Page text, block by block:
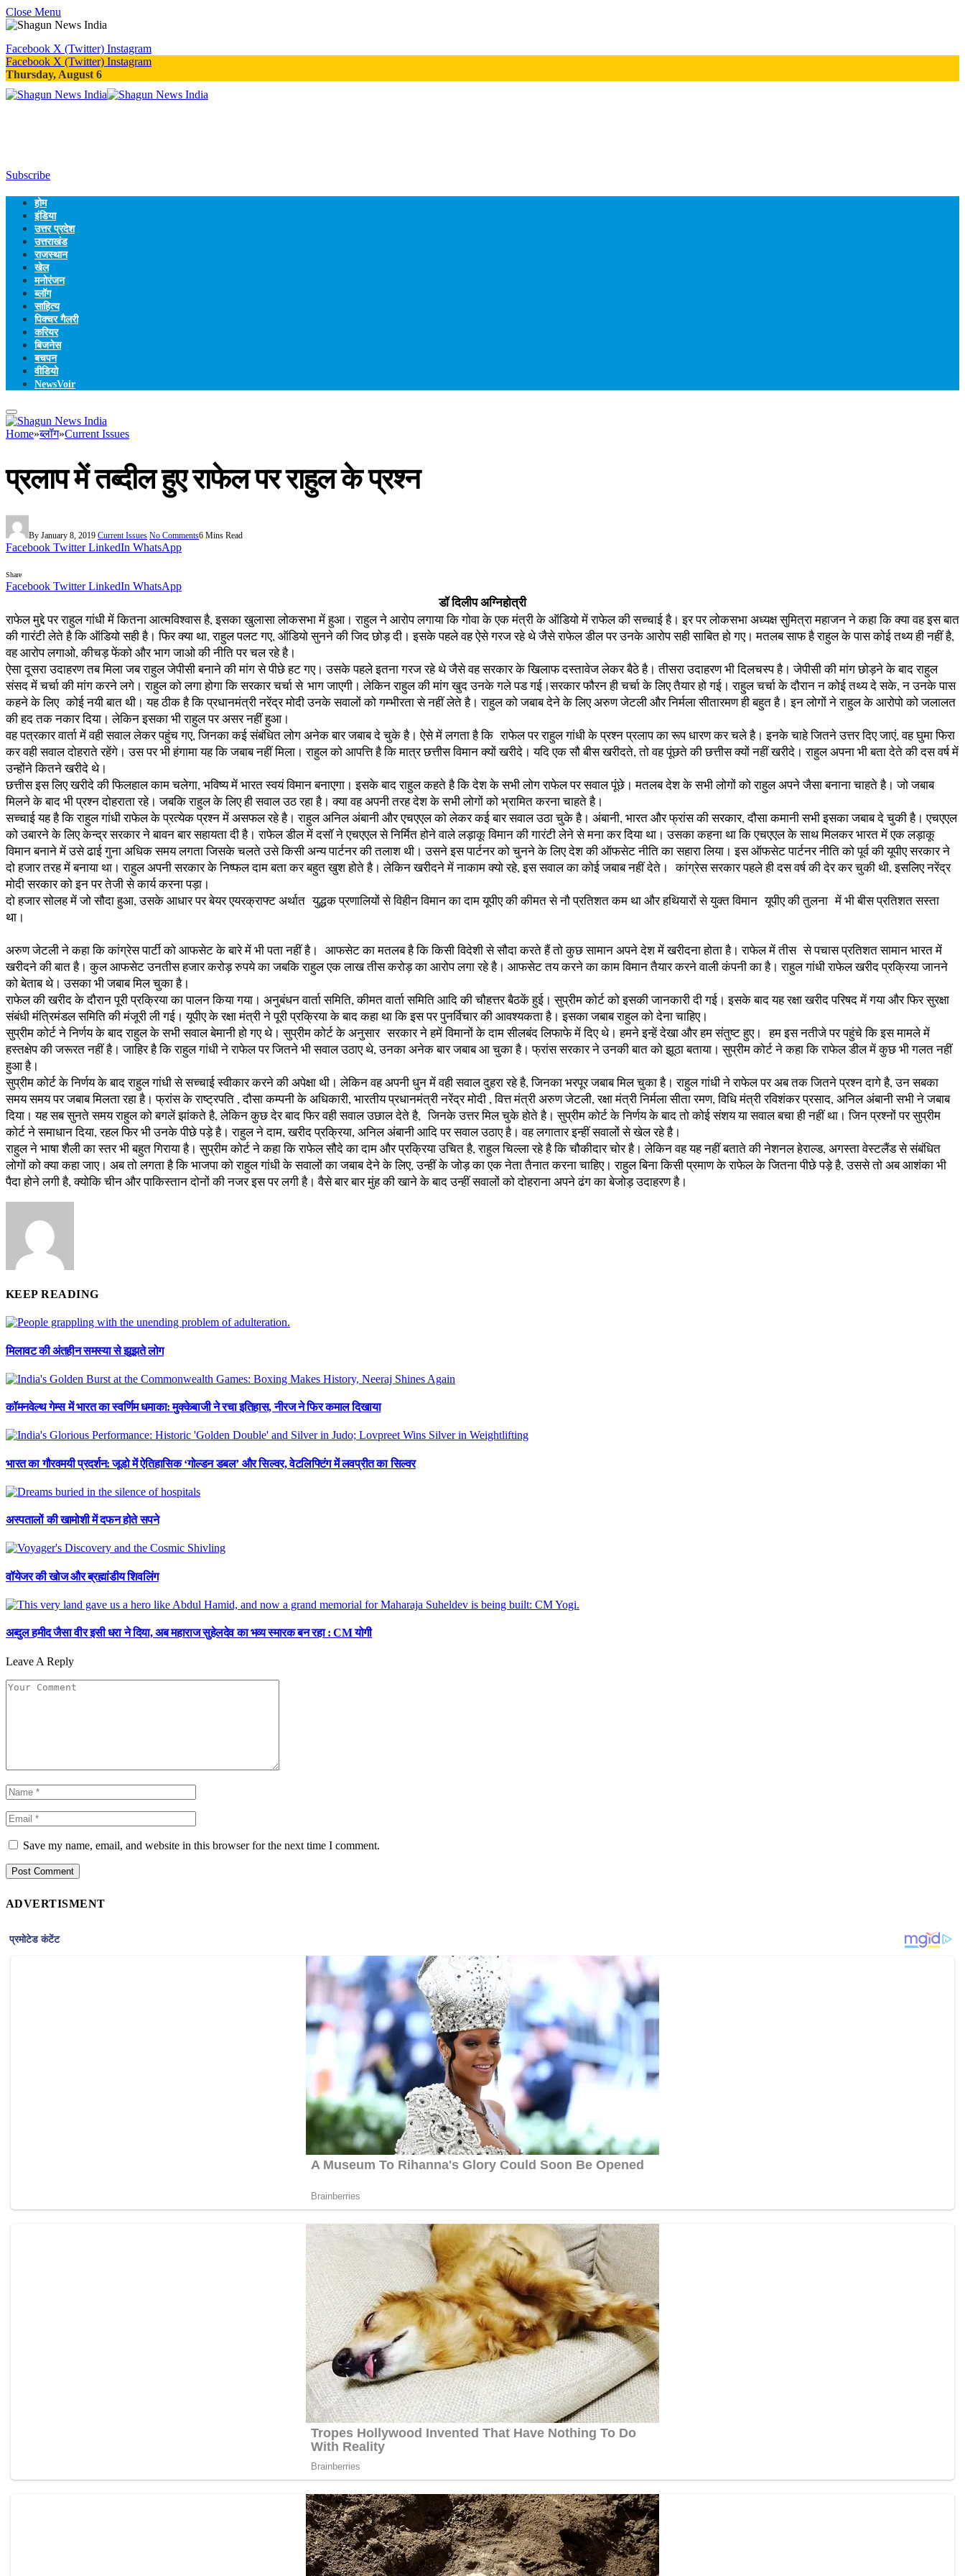
Close Menu
Facebook X (Twitter) Instagram
Facebook X (Twitter) Instagram
Thursday, August 6
Subscribe
होम
इंडिया
उत्तर प्रदेश
उत्तराखंड
राजस्थान
खेल
मनोरंजन
ब्लॉग
साहित्य
पिक्चर गैलरी
करियर
बिजनेस
बचपन
वीडियो
NewsVoir
Home»ब्लॉग»Current Issues
प्रलाप में तब्दील हुए राफेल पर राहुल के प्रश्न
By January 8, 2019 Current Issues No Comments6 Mins Read
Facebook Twitter LinkedIn WhatsApp
Share
Facebook Twitter LinkedIn WhatsApp
डॉ दिलीप अग्निहोत्री
राफेल मुद्दे पर राहुल गांधी में कितना आत्मविश्वास है, इसका खुलासा लोकसभा में हुआ। राहुल ने आरोप लगाया कि गोवा के एक मंत्री के ऑडियो में राफेल की सच्चाई है। इर पर लोकसभा अध्यक्ष सुमित्रा महाजन ने कहा कि क्या वह इस बात
की गारंटी लेते है कि ऑडियो सही है। फिर क्या था, राहुल पलट गए, ऑडियो सुनने की जिद छोड़ दी। इसके पहले वह ऐसे गरज रहे थे जैसे राफेल डील पर उनके आरोप सही साबित हो गए। मतलब साफ है राहुल के पास कोई तथ्य ही नहीं है,
वह आरोप लगाओ, कीचड़ फेंको और भाग जाओ की नीति पर चल रहे है।
ऐसा दूसरा उदाहरण तब मिला जब राहुल जेपीसी बनाने की मांग से पीछे हट गए। उसके पहले इतना गरज रहे थे जैसे वह सरकार के खिलाफ दस्तावेज लेकर बैठे है। तीसरा उदाहरण भी दिलचस्प है। जेपीसी की मांग छोड़ने के बाद राहुल
संसद में चर्चा की मांग करने लगे। राहुल को लगा होगा कि सरकार चर्चा से भाग जाएगी। लेकिन राहुल की मांग खुद उनके गले पड गई।सरकार फौरन ही चर्चा के लिए तैयार हो गई। राहुल चर्चा के दौरान न कोई तथ्य दे सके, न उनके पास
कहने के लिए कोई नयी बात थी। यह ठीक है कि प्रधानमंत्री नरेंद्र मोदी उनके सवालों को गम्भीरता से नहीं लेते है। राहुल को जबाब देने के लिए अरुण जेटली और निर्मला सीतारमण ही बहुत है। इन लोगों ने राहुल के आरोपो को जलालत
की हद तक नकार दिया। लेकिन इसका भी राहुल पर असर नहीं हुआ।
वह पत्रकार वार्ता में वही सवाल लेकर पहुंच गए, जिनका कई संबंधित लोग अनेक बार जबाब दे चुके है। ऐसे में लगता है कि राफेल पर राहुल गांधी के प्रश्न प्रलाप का रूप धारण कर चले है। इनके चाहे जितने उत्तर दिए जाएं, वह घुमा फिरा
कर वही सवाल दोहराते रहेंगे। उस पर भी हंगामा यह कि जबाब नहीं मिला। राहुल को आपत्ति है कि मात्र छत्तीस विमान क्यों खरीदे। यदि एक सौ बीस खरीदते, तो वह पूंछते की छत्तीस क्यों नहीं खरीदे। राहुल अपना भी बता देते की दस वर्ष में
उन्होंने कितने खरीदे थे।
छत्तीस इस लिए खरीदे की फिलहाल काम चलेगा, भविष्य में भारत स्वयं विमान बनाएगा। इसके बाद राहुल कहते है कि देश के सभी लोग राफेल पर सवाल पूंछे। मतलब देश के सभी लोगों को राहुल अपने जैसा बनाना चाहते है। जो जबाब
मिलने के बाद भी प्रश्न दोहराता रहे। जबकि राहुल के लिए ही सवाल उठ रहा है। क्या वह अपनी तरह देश के सभी लोगों को भ्रामित करना चाहते है।
सच्चाई यह है कि राहुल गांधी राफेल के प्रत्येक प्रश्न में असफल रहे है। राहुल अनिल अंबानी और एचएएल को लेकर कई बार सवाल उठा चुके है। अंबानी, भारत और फ्रांस की सरकार, दौसा कमानी सभी इसका जबाब दे चुकी है। एचएएल
को उबारने के लिए केन्द्र सरकार ने बावन बार सहायता दी है। राफेल डील में दसॉ ने एचएएल से निर्मित होने वाले लड़ाकू विमान की गारंटी लेने से मना कर दिया था। उसका कहना था कि एचएएल के साथ मिलकर भारत में एक लड़ाकू
विमान बनाने में उसे ढाई गुना अधिक समय लगता जिसके चलते उसे किसी अन्य पार्टनर की तलाश थी। उसने इस पार्टनर को चुनने के लिए देश की ऑफसेट नीति का सहारा लिया। इस ऑफसेट पार्टनर नीति को पूर्व की यूपीए सरकार ने
दो हजार तरह में बनाया था। राहुल अपनी सरकार के निष्फल दाम बता कर बहुत खुश होते है। लेकिन खरीदने में नाकाम क्यो रहे, इस सवाल का कोई जबाब नहीं देते। कांग्रेस सरकार पहले ही दस वर्ष की देर कर चुकी थी, इसलिए नरेंद्र
मोदी सरकार को इन पर तेजी से कार्य करना पड़ा।
दो हजार सोलह में जो सौदा हुआ, उसके आधार पर बेयर एयरक्राफ्ट अर्थात युद्धक प्रणालियों से विहीन विमान का दाम यूपीए की कीमत से नौ प्रतिशत कम था और हथियारों से युक्त विमान यूपीए की तुलना में भी बीस प्रतिशत सस्ता
था।
अरुण जेटली ने कहा कि कांग्रेस पार्टी को आफसेट के बारे में भी पता नहीं है। आफसेट का मतलब है कि किसी विदेशी से सौदा करते हैं तो कुछ सामान अपने देश में खरीदना होता है। राफेल में तीस से पचास प्रतिशत सामान भारत में
खरीदने की बात है। कुल आफसेट उनतीस हजार करोड़ रुपये का जबकि राहुल एक लाख तीस करोड़ का आरोप लगा रहे है। आफसेट तय करने का काम विमान तैयार करने वाली कंपनी का है। राहुल गांधी राफेल खरीद प्रक्रिया जानने
को बेताब थे। उसका भी जबाब मिल चुका है।
राफेल की खरीद के दौरान पूरी प्रक्रिया का पालन किया गया। अनुबंधन वार्ता समिति, कीमत वार्ता समिति आदि की चौहत्तर बैठकें हुई। सुप्रीम कोर्ट को इसकी जानकारी दी गई। इसके बाद यह रक्षा खरीद परिषद में गया और फिर सुरक्षा
संबंधी मंत्रिमंडल समिति की मंजूरी ली गई। यूपीए के रक्षा मंत्री ने पूरी प्रक्रिया के बाद कहा था कि इस पर पुनर्विचार की आवश्यकता है। इसका जबाब राहुल को देना चाहिए।
सुप्रीम कोर्ट ने निर्णय के बाद राहुल के सभी सवाल बेमानी हो गए थे। सुप्रीम कोर्ट के अनुसार सरकार ने हमें विमानों के दाम सीलबंद लिफाफे में दिए थे। हमने इन्हें देखा और हम संतुष्ट हुए। हम इस नतीजे पर पहुंचे कि इस मामले में
हस्तक्षेप की जरूरत नहीं है। जाहिर है कि राहुल गांधी ने राफेल पर जितने भी सवाल उठाए थे, उनका अनेक बार जबाब आ चुका है। फ्रांस सरकार ने उनकी बात को झूठा बताया। सुप्रीम कोर्ट ने कहा कि राफेल डील में कुछ भी गलत नहीं
हुआ है।
सुप्रीम कोर्ट के निर्णय के बाद राहुल गांधी से सच्चाई स्वीकार करने की अपेक्षा थी। लेकिन वह अपनी धुन में वही सवाल दुहरा रहे है, जिनका भरपूर जबाब मिल चुका है। राहुल गांधी ने राफेल पर अब तक जितने प्रश्न दागे है, उन सबका
समय समय पर जबाब मिलता रहा है। फ्रांस के राष्ट्रपति , दौसा कम्पनी के अधिकारी, भारतीय प्रधानमंत्री नरेंद्र मोदी , वित्त मंत्री अरुण जेटली, रक्षा मंत्री निर्मला सीता रमण, विधि मंत्री रविशंकर प्रसाद, अनिल अंबानी सभी ने जबाब
दिया। यह सब सुनते समय राहुल को बगलें झांकते है, लेकिन कुछ देर बाद फिर वही सवाल उछाल देते है, जिनके उत्तर मिल चुके होते है। सुप्रीम कोर्ट के निर्णय के बाद तो कोई संशय या सवाल बचा ही नहीं था। जिन प्रश्नों पर सुप्रीम
कोर्ट ने समाधान दिया, रहल फिर भी उनके पीछे पड़े है। राहुल ने दाम, खरीद प्रक्रिया, अनिल अंबानी आदि पर सवाल उठाए है। वह लगातार इन्हीं सवालों से खेल रहे है।
राहुल ने भाषा शैली का स्तर भी बहुत गिराया है। सुप्रीम कोर्ट ने कहा कि राफेल सौदे का दाम और प्रक्रिया उचित है, राहुल चिल्ला रहे है कि चौकीदार चोर है। लेकिन वह यह नहीं बताते की नेशनल हेराल्ड, अगस्ता वेस्टलैंड से संबंधित
लोगों को क्या कहा जाए। अब तो लगता है कि भाजपा को राहुल गांधी के सवालों का जबाब देने के लिए, उन्हीं के जोड़ का एक नेता तैनात करना चाहिए। राहुल बिना किसी प्रमाण के राफेल के जितना पीछे पड़े है, उससे तो अब आशंका भी
पैदा होने लगी है, क्योकि चीन और पाकिस्तान दोनों की नजर इस पर लगी है। वैसे बार बार मुंह की खाने के बाद उन्हीं सवालों को दोहराना अपने ढंग का बेजोड़ उदाहरण है।
KEEP READING
मिलावट की अंतहीन समस्या से झूझते लोग
कॉमनवेल्थ गेम्स में भारत का स्वर्णिम धमाका: मुक्केबाजी ने रचा इतिहास, नीरज ने फिर कमाल दिखाया
भारत का गौरवमयी प्रदर्शन: जूडो में ऐतिहासिक ‘गोल्डन डबल’ और सिल्वर, वेटलिफ्टिंग में लवप्रीत का सिल्वर
अस्पतालों की खामोशी में दफन होते सपने
वॉयेजर की खोज और ब्रह्मांडीय शिवलिंग
अब्दुल हमीद जैसा वीर इसी धरा ने दिया, अब महाराज सुहेलदेव का भव्य स्मारक बन रहा : CM योगी
Leave A Reply
Save my name, email, and website in this browser for the next time I comment.
ADVERTISMENT